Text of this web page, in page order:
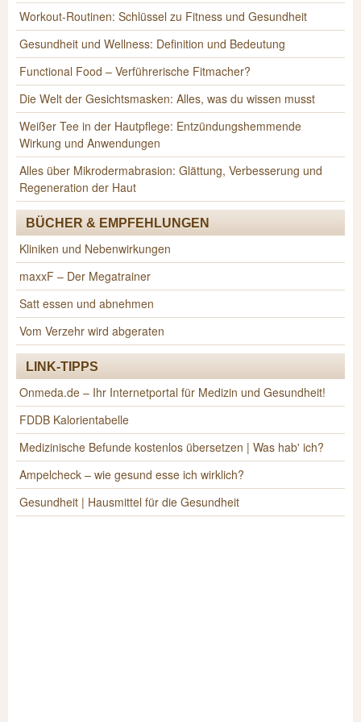
Workout-Routinen: Schlüssel zu Fitness und Gesundheit
Gesundheit und Wellness: Definition und Bedeutung
Functional Food – Verführerische Fitmacher?
Die Welt der Gesichtsmasken: Alles, was du wissen musst
Weißer Tee in der Hautpflege: Entzündungshemmende
Wirkung und Anwendungen
Alles über Mikrodermabrasion: Glättung, Verbesserung und
Regeneration der Haut
BÜCHER & EMPFEHLUNGEN
Kliniken und Nebenwirkungen
maxxF – Der Megatrainer
Satt essen und abnehmen
Vom Verzehr wird abgeraten
LINK-TIPPS
Onmeda.de – Ihr Internetportal für Medizin und Gesundheit!
FDDB Kalorientabelle
Medizinische Befunde kostenlos übersetzen | Was hab' ich?
Ampelcheck – wie gesund esse ich wirklich?
Gesundheit | Hausmittel für die Gesundheit